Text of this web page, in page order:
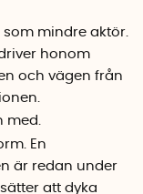
mindre aktör.
honom
och vägen från
med.
En
är redan under
att dyka